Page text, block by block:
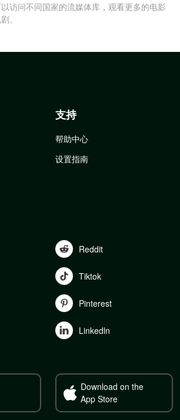
访问不同国家的流媒体库，观看更多的电影
。
支持
帮助中心
设置指南
Reddit
Tiktok
Pinterest
Linkedln
Download on the
App Store